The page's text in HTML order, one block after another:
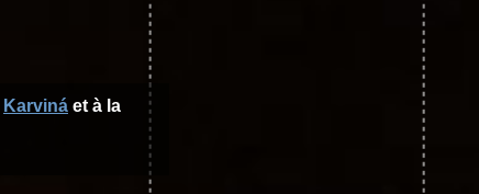
Karviná et à la